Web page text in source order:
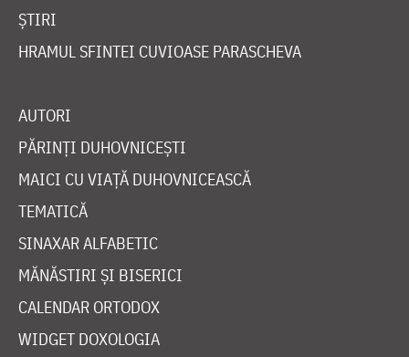
ȘTIRI
HRAMUL SFINTEI CUVIOASE PARASCHEVA
AUTORI
PĂRINȚI DUHOVNICEȘTI
MAICI CU VIAȚĂ DUHOVNICEASCĂ
TEMATICĂ
SINAXAR ALFABETIC
MĂNĂSTIRI ȘI BISERICI
CALENDAR ORTODOX
WIDGET DOXOLOGIA